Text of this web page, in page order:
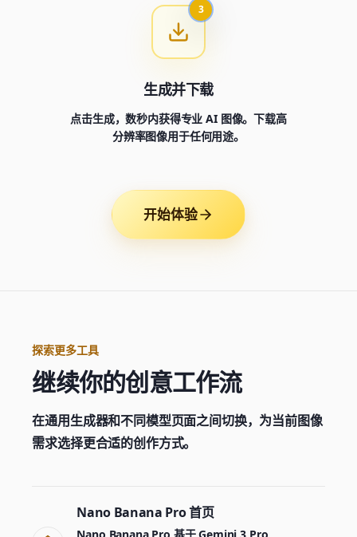
3
生成并下载
点击生成，数秒内获得专业 AI 图像。下载高
分辨率图像用于任何用途。
开始体验
探索更多工具
继续你的创意工作流
在通用生成器和不同模型页面之间切换，为当前图像
需求选择更合适的创作方式。
Nano Banana Pro 首页